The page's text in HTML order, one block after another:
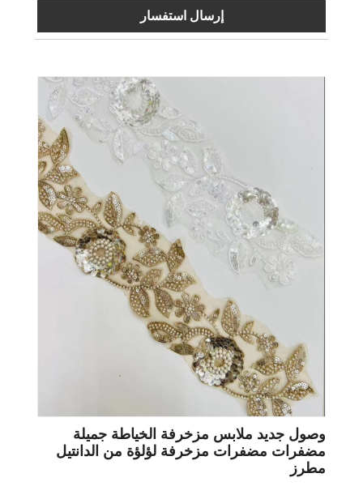
إرسال استفسار
وصول جديد ملابس مزخرفة الخياطة جميلة
مضفرات مضفرات مزخرفة لؤلؤة من الدانتيل
مطرز